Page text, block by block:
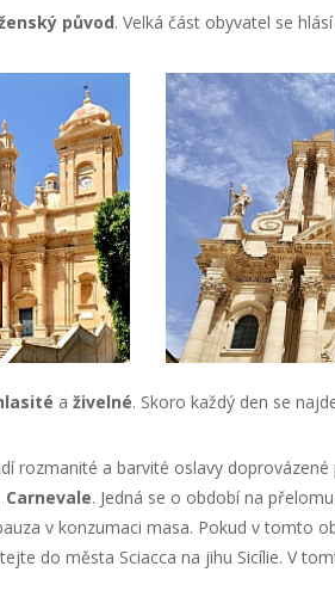
původ. Velká část obyvatel se
a živelné. Skoro každý den se
rozmanité a barvité oslavy
Carnevale. Jedná se o období na
v konzumaci masa. Pokud v tomto
do města Sciacca na jihu Sicílie. V